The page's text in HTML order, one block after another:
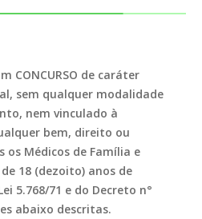
CONCURSO de caráter
sem qualquer modalidade
nem vinculado à
bem, direito ou
os Médicos de Família e
18 (dezoito) anos de
5.768/71 e do Decreto n°
abaixo descritas.